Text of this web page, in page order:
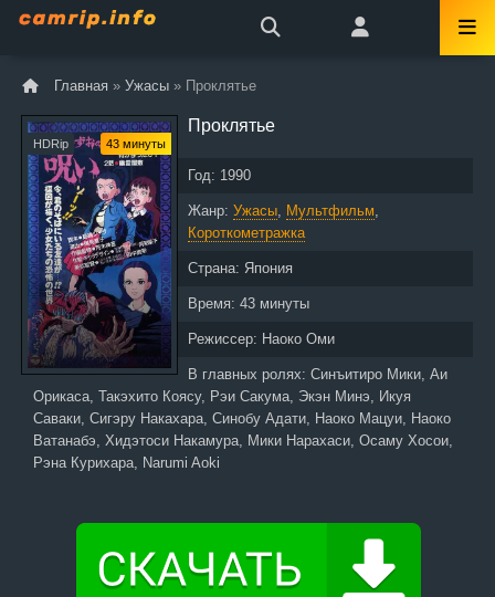
Главная » Ужасы » Проклятье
HDRip 43 минуты
Проклятье
Год: 1990
Жанр: Ужасы, Мультфильм,
Короткометражка
Страна: Япония
Время: 43 минуты
Режиссер: Наоко Оми
В главных ролях: Синъитиро Мики, Аи
Орикаса, Такэхито Коясу, Рэи Сакума, Экэн Минэ, Икуя
Саваки, Сигэру Накахара, Синобу Адати, Наоко Мацуи, Наоко
Ватанабэ, Хидэтоси Накамура, Мики Нарахаси, Осаму Хосои,
Рэна Курихара, Narumi Aoki